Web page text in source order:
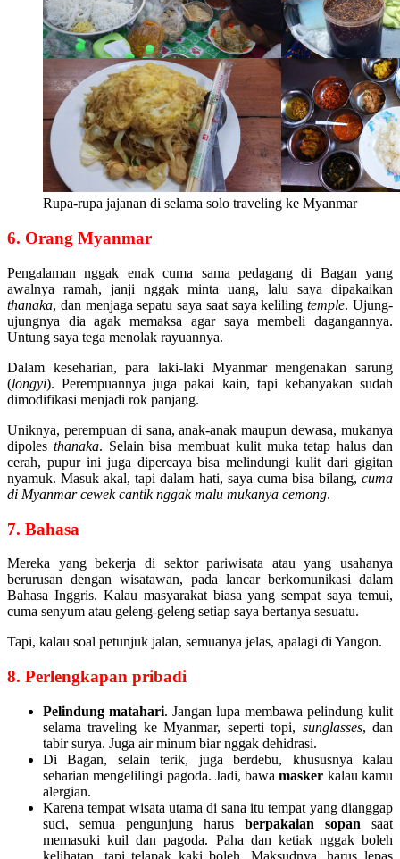
Rupa-rupa jajanan di selama solo traveling ke Myanmar
6. Orang Myanmar
Pengalaman nggak enak cuma sama pedagang di Bagan yang
awalnya ramah, janji nggak minta uang, lalu saya dipakaikan
thanaka, dan menjaga sepatu saya saat saya kelilingtemple. Ujung-
ujungnya dia agak memaksa agar saya membeli dagangannya.
Untung saya tega menolak rayuannya.
Dalam keseharian, para laki-laki Myanmar mengenakan sarung
(longyi). Perempuannya juga pakai kain, tapi kebanyakan sudah
dimodifikasi menjadi rok panjang.
Uniknya, perempuan di sana, anak-anak maupun dewasa, mukanya
dipoles thanaka. Selain bisa membuat kulit muka tetap halus dan
cerah, pupur ini juga dipercaya bisa melindungi kulit dari gigitan
nyamuk. Masuk akal, tapi dalam hati, saya cuma bisa bilang, cuma
di Myanmar cewek cantik nggak malu mukanya cemong.
7. Bahasa
Mereka yang bekerja di sektor pariwisata atau yang usahanya
berurusan dengan wisatawan, pada lancar berkomunikasi dalam
Bahasa Inggris. Kalau masyarakat biasa yang sempat saya temui,
cuma senyum atau geleng-geleng setiap saya bertanya sesuatu.
Tapi, kalau soal petunjuk jalan, semuanya jelas, apalagi di Yangon.
8. Perlengkapan pribadi
Pelindung matahari. Jangan lupa membawa pelindung kulit
selama traveling ke Myanmar, seperti topi, sunglasses, dan
tabir surya. Juga air minum biar nggak dehidrasi.
Di Bagan, selain terik, juga berdebu, khususnya kalau
seharian mengelilingi pagoda. Jadi, bawamasker kalau kamu
alergian.
Karena tempat wisata utama di sana itu tempat yang dianggap
suci, semua pengunjung harus berpakaian sopan saat
memasuki kuil dan pagoda. Paha dan ketiak nggak boleh
kelihatan, tapi telapak kaki boleh. Maksudnya, harus lepas